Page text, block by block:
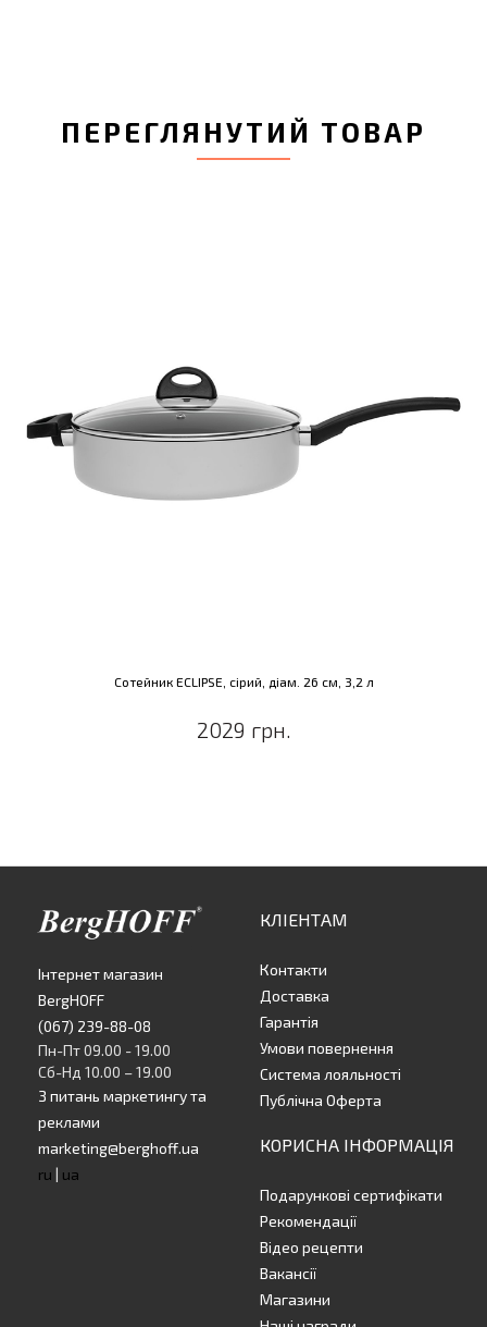
ПЕРЕГЛЯНУТИЙ ТОВАР
Сотейник ECLIPSE, сірий, діам. 26 см, 3,2 л
2029 грн.
Інтернет магазин
BergHOFF
(067) 239-88-08
Пн-Пт 09.00 - 19.00
Сб-Нд 10.00 – 19.00
З питань маркетингу та
реклами
marketing@berghoff.ua
ru | ua
КЛІЕНТАМ
Контакти
Доставка
Гарантія
Умови повернення
Система лояльності
Публічна Оферта
КОРИСНА ІНФОРМАЦІЯ
Подарункові сертифікати
Рекомендації
Відео рецепти
Вакансії
Магазини